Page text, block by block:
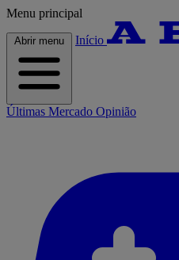
Menu principal
Abrir menu Início
Últimas Mercado Opinião